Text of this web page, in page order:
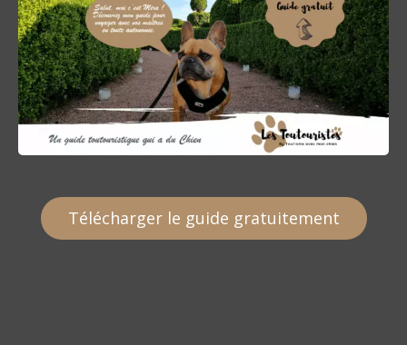
Télécharger le guide gratuitement